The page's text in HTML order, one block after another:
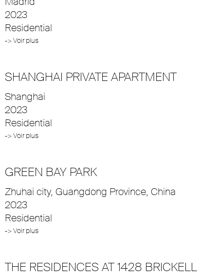
2023
Residential
-> Voir plus
SHANGHAI PRIVATE APARTMENT
Shanghai
2023
Residential
-> Voir plus
GREEN BAY PARK
Zhuhai city, Guangdong Province, China
2023
Residential
-> Voir plus
THE RESIDENCES AT 1428 BRICKELL